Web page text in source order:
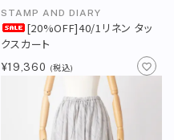
STAMP AND DIARY
[20%OFF]40/1リネン タッ
クスカート
¥19,360 (税込)